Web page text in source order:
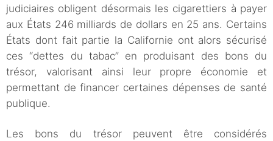
judiciaires obligent désormais les cigarettiers à payer
aux États 246 milliards de dollars en 25 ans. Certains
États dont fait partie la Californie ont alors sécurisé
ces “dettes du tabac” en produisant des bons du
trésor, valorisant ainsi leur propre économie et
permettant de financer certaines dépenses de santé
publique.
Les bons du trésor peuvent être considérés